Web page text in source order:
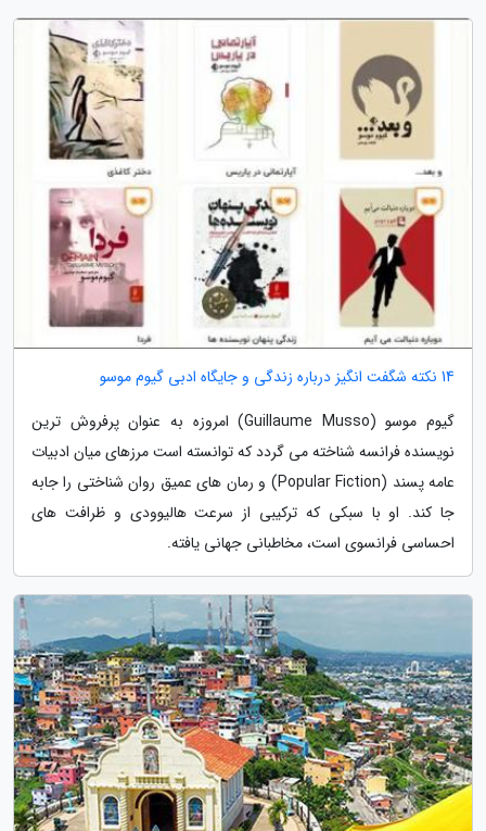
14 نکته شگفت انگیز درباره زندگی و جایگاه ادبی گیوم موسو
گیوم موسو (Guillaume Musso) امروزه به عنوان پرفروش ترین
نویسنده فرانسه شناخته می گردد که توانسته است مرزهای میان ادبیات
عامه پسند (Popular Fiction) و رمان های عمیق روان شناختی را جابه
جا کند. او با سبکی که ترکیبی از سرعت هالیوودی و ظرافت های
احساسی فرانسوی است، مخاطبانی جهانی یافته.